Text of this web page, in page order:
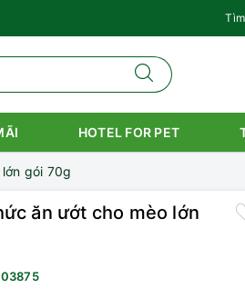
HOTEL FOR PET
gói 70g
ăn ướt cho mèo lớn